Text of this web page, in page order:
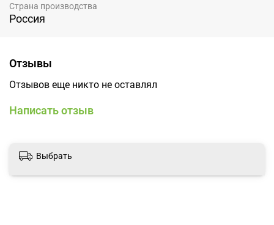
Страна производства
Россия
Отзывы
Отзывов еще никто не оставлял
Написать отзыв
Выбрать